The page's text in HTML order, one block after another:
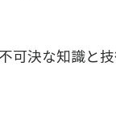
可決な知識と